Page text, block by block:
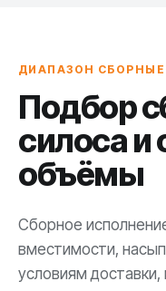
ДИАПАЗОН
Подбор
силоса и
объёмы
Сборное
вместимости,
условиям